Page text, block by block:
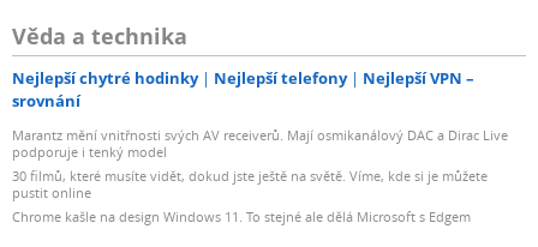
Věda a technika
Nejlepší chytré hodinky Nejlepší telefony
Nejlepší VPN –
srovnání
Marantz mění vnitřnosti svých AV receiverů. Mají osmikanálový DAC a Dirac Live
podporuje i tenký model
30 filmů, které musíte vidět, dokud jste ještě na světě. Víme, kde si je můžete
pustit online
Chrome kašle na design Windows 11. To stejné ale dělá Microsoft s Edgem